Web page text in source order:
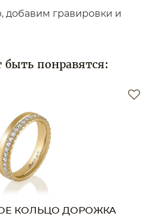
добавим гравировки и
понравятся:
КОЛЬЦО